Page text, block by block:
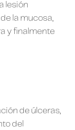
lesión
la mucosa,
y finalmente
de úlceras,
del